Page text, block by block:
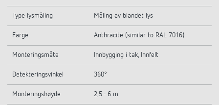
Type lysmåling Måling av blandet lys
Farge Anthracite (similar to RAL 7016)
Monteringsmåte Innbygging i tak, Innfelt
Detekteringsvinkel 360°
Monteringshøyde 2,5 - 6 m